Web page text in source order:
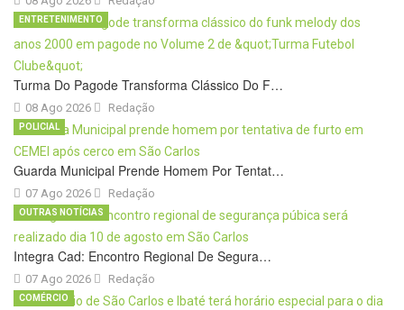
Turma Do Pagode Transforma Clássico Do F…
08 Ago 2026
ENTRETENIMENTO
Redação
Guarda Municipal Prende Homem Por Tentat…
07 Ago 2026
POLICIAL
Redação
Integra Cad: Encontro Regional De Segura…
07 Ago 2026
OUTRAS NOTÍCIAS
Redação
COMÉRCIO